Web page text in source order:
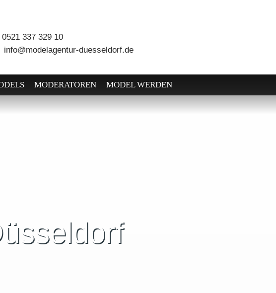
0521 337 329 10
info@modelagentur-duesseldorf.de
MODERATOREN MODEL WERDEN